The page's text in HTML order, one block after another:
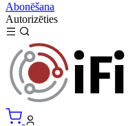
Abonēšana
Autorizēties